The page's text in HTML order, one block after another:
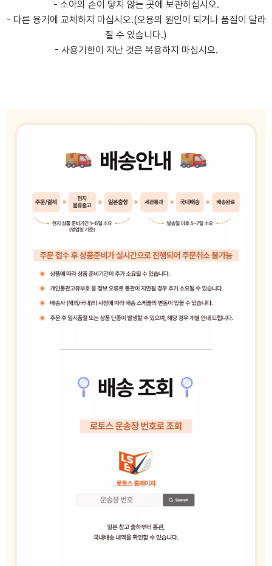
- 소아의 손이 닿지 않는 곳에 보관하십시오.
- 다른 용기에 교체하지 마십시오.(오용의 원인이 되거나 품질이 달라
질 수 있습니다.)
- 사용기한이 지난 것은 복용하지 마십시오.